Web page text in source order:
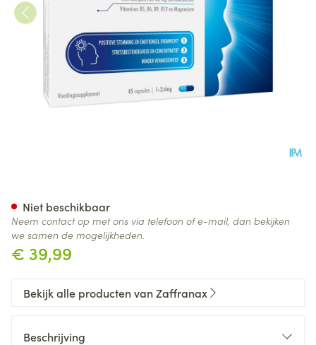
€ 39,99
Niet beschikbaar
Neem contact op met ons via telefoon of e-mail, dan bekijken
we samen de mogelijkheden.
Bekijk alle producten van Zaffranax
Beschrijving